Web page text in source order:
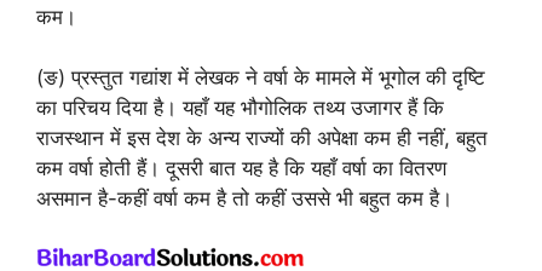
कम।
(ङ) प्रस्तुत गद्यांश में लेखक ने वर्षा के मामले में भूगोल की दृष्टि
का परिचय दिया है। यहाँ यह भौगोलिक तथ्य उजागर हैं कि
राजस्थान में इस देश के अन्य राज्यों की अपेक्षा कम ही नहीं, बहुत
कम वर्षा होती हैं। दूसरी बात यह है कि यहाँ वर्षा का वितरण
असमान है-कहीं वर्षा कम है तो कहीं उससे भी बहुत कम है।